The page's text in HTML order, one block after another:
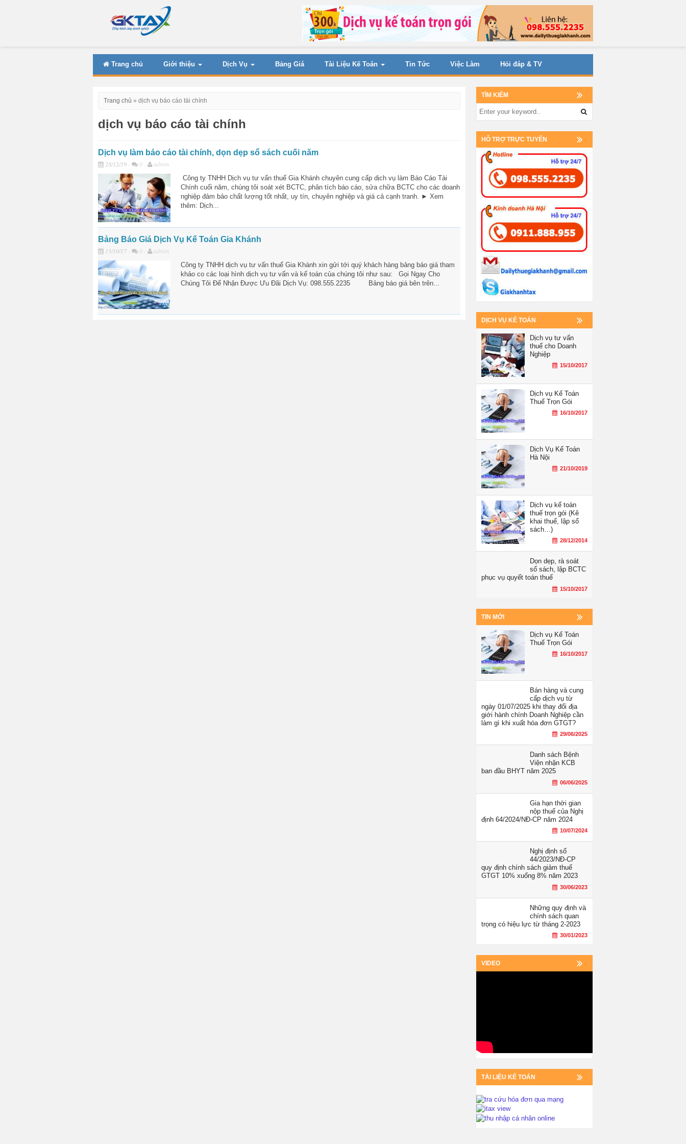
Trang chủ Giới thiệu Dịch Vụ Bảng Giá Tài Liệu Kế Toán Tin Tức Việc Làm Hỏi đáp & TV
Trang chủ » dịch vụ báo cáo tài chính
dịch vụ báo cáo tài chính
Dịch vụ làm báo cáo tài chính, dọn dẹp sổ sách cuối năm
28/12/19 - 0 - admin
Công ty TNHH Dịch vụ tư vấn thuế Gia Khánh chuyên cung cấp dịch vụ làm Báo Cáo Tài
Chính cuối năm, chúng tôi soát xét BCTC, phân tích báo cáo, sửa chữa BCTC cho các doanh
nghiệp đảm bảo chất lượng tốt nhất, uy tín, chuyên nghiệp và giá cả cạnh tranh. ► Xem
thêm: Dịch...
Bảng Báo Giá Dịch Vụ Kế Toán Gia Khánh
15/10/17 - 0 - admin
Công ty TNHH dịch vụ tư vấn thuế Gia Khánh xin gửi tới quý khách hàng bảng báo giá tham
khảo co các loại hình dịch vụ tư vấn và kế toán của chúng tôi như sau: Gọi Ngay Cho
Chúng Tôi Để Nhận Được Ưu Đãi Dịch Vụ: 098.555.2235 Bảng báo giá bên trên...
TÌM KIẾM
HỖ TRỢ TRỰC TUYẾN
DỊCH VỤ KẾ TOÁN
Dịch vụ tư vấn
thuế cho Doanh
Nghiệp
15/10/2017
Dịch vụ Kế Toán
Thuế Trọn Gói
16/10/2017
Dịch Vụ Kế Toán
Hà Nội
21/10/2019
Dịch vụ kế toán
thuế trọn gói (Kê
khai thuế, lập sổ
sách…)
28/12/2014
Dọn dẹp, rà soát
sổ sách, lập BCTC
phục vụ quyết toán thuế
15/10/2017
TIN MỚI
Dịch vụ Kế Toán
Thuế Trọn Gói
16/10/2017
Bán hàng và cung
cấp dịch vụ từ
ngày 01/07/2025 khi thay đổi địa
giới hành chính Doanh Nghiệp cần
làm gì khi xuất hóa đơn GTGT?
29/06/2025
Danh sách Bệnh
Viện nhận KCB
ban đầu BHYT năm 2025
06/06/2025
Gia hạn thời gian
nộp thuế của Nghị
định 64/2024/NĐ-CP năm 2024
10/07/2024
Nghị định số
44/2023/NĐ-CP
quy định chính sách giảm thuế
GTGT 10% xuống 8% năm 2023
30/06/2023
Những quy định và
chính sách quan
trọng có hiệu lực từ tháng 2-2023
30/01/2023
VIDEO
TÀI LIỆU KẾ TOÁN